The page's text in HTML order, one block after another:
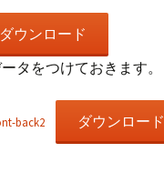
ダウンロード
タをつけておきます。
back2 ダウンロード